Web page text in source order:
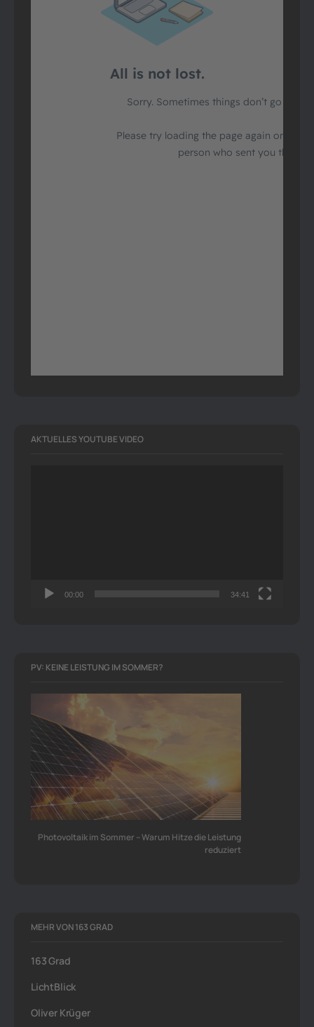
AKTUELLES YOUTUBE VIDEO
00:00 34:41
PV: KEINE LEISTUNG IM SOMMER?
Photovoltaik im Sommer – Warum Hitze die Leistung
reduziert
MEHR VON 163 GRAD
163 Grad
LichtBlick
Oliver Krüger